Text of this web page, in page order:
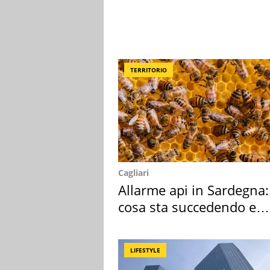
TERRITORIO
Cagliari
Allarme api in Sardegna:
cosa sta succedendo e
LIFESTYLE